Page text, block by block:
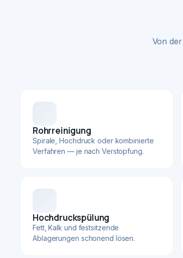
Von
Rohrreinigung
Spirale, Hochdruck oder kombinierte
Verfahren — je nach Verstopfung.
Hochdruckspülung
Fett, Kalk und festsitzende
Ablagerungen schonend lösen.